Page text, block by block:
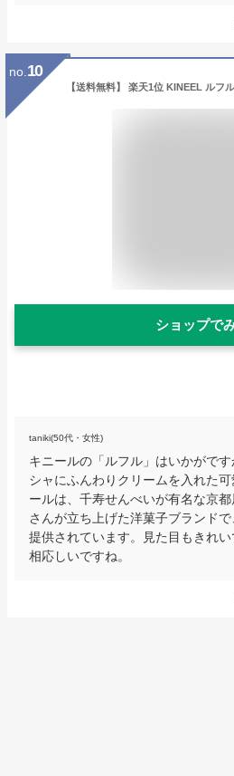
no. 10
ショップで
taniki(50代・女性)
キニールの「ルフル」はいかがで
シャにふんわりクリームを入れた
ールは、千寿せんべいが有名な京都
さんが立ち上げた洋菓子ブランド
提供されています。見た目もきれ
相応しいですね。